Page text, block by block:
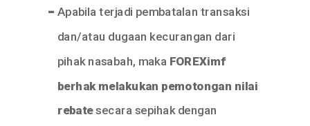
Apabila terjadi pembatalan transaksi
dan/atau dugaan kecurangan dari
pihak nasabah, maka FOREXimf
berhak melakukan pemotongan nilai
rebatesecara sepihak dengan
-